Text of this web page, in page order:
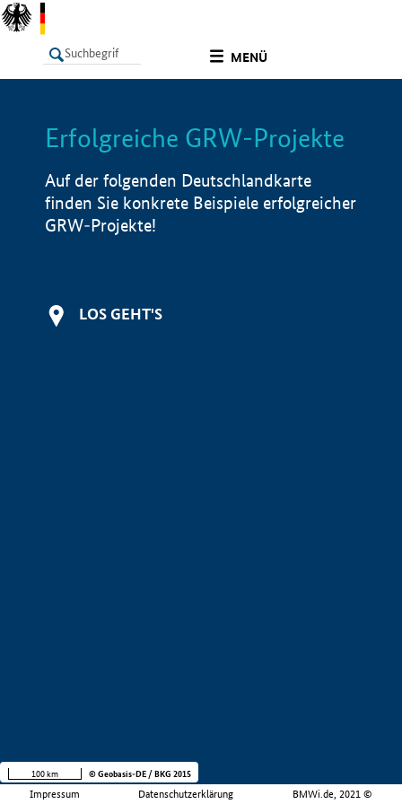
MENÜ
LISTE Info
Erfolgreiche GRW-Projekte
Auf der folgenden Deutschlandkarte
finden Sie konkrete Beispiele erfolgreicher
GRW-Projekte!
LOS GEHT'S
Impressum Datenschutzerklärung BMWi.de, 2021 ©
100 km © Geobasis-DE / BKG 2015